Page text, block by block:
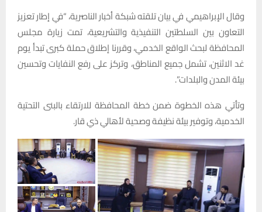
وقال الإبراهيمي في بيان تلقته شبكة أخبار الناصرية، “في إطار تعزيز
التعاون بين السلطتين التنفيذية والتشريعية، تمت زيارة مجلس
المحافظة لبحث الواقع الخدمي، وقررنا إطلاق حملة كبرى تبدأ يوم
غد الاثنين، تشمل جميع المناطق، وتركز على رفع النفايات وتحسين
بيئة المدن والبلدات”.
وتأتي هذه الخطوة ضمن خطة المحافظة للارتقاء بالبنى التحتية
الخدمية، وتوفير بيئة نظيفة وصحية لأهالي ذي قار.